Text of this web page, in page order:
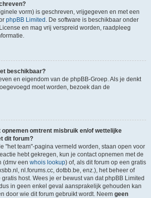
vorm) is geschreven, vrijgegeven en met een
phpBB Limited . De software is beschikbaar onder
en mag vrij verspreid worden, raadpleeg
beschikbaar?
en eigendom van de phpBB-Groep. Als je denkt
moet worden, bezoek dan de
opnemen omtrent misbruik en/of wettelijke
dit forum?
"het team"-pagina vermeld worden, staan open voor
hebt gekregen, kun je contact opnemen met de
(dmv een whois lookup) of, als dit forum op een gratis
nl.forums.cc, dotbb.be, enz.), het beheer of
host. Wees je er bewust van dat phpBB Limited
in geen enkel geval aansprakelijk gehouden kan
door wie dit forum gebruikt wordt. Neem geen